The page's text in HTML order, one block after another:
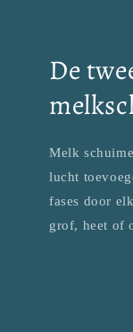
De
Melk
lucht
fases door
grof, heet of